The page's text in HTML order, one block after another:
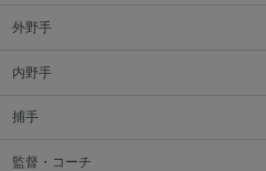
外野手
内野手
捕手
監督・コーチ